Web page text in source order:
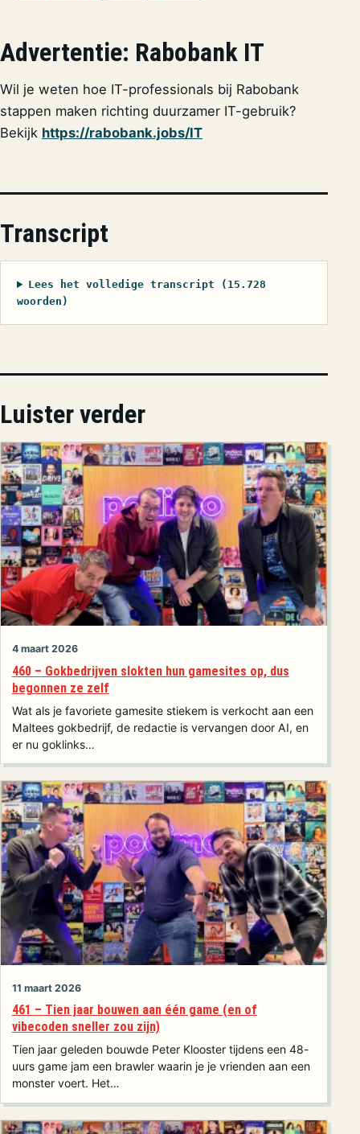
Advertentie: Rabobank IT
Wil je weten hoe IT-professionals bij Rabobank
stappen maken richting duurzamer IT-gebruik?
Bekijk https://rabobank.jobs/IT
Transcript
Lees het volledige transcript (15.728
woorden)
Luister verder
4 maart 2026
460 – Gokbedrijven slokten hun gamesites op, dus
begonnen ze zelf
Wat als je favoriete gamesite stiekem is verkocht aan een
Maltees gokbedrijf, de redactie is vervangen door AI, en
er nu goklinks…
11 maart 2026
461 – Tien jaar bouwen aan één game (en of
vibecoden sneller zou zijn)
Tien jaar geleden bouwde Peter Klooster tijdens een 48-
uurs game jam een brawler waarin je je vrienden aan een
monster voert. Het…